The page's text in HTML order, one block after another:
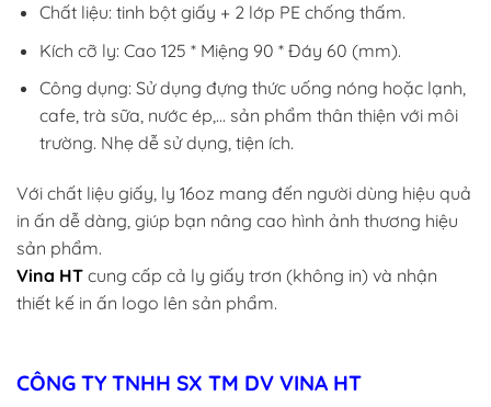
Chất liệu: tinh bột giấy + 2 lớp PE chống thấm.
Kích cỡ ly: Cao 125 * Miệng 90 * Đáy 60 (mm).
Công dụng: Sử dụng đựng thức uống nóng hoặc lạnh,
cafe, trà sữa, nước ép,… sản phẩm thân thiện với môi
trường. Nhẹ dễ sử dụng, tiện ích.
Với chất liệu giấy, ly 16oz mang đến người dùng hiệu quả
in ấn dễ dàng, giúp bạn nâng cao hình ảnh thương hiệu
sản phẩm.
Vina HT cung cấp cả ly giấy trơn (không in) và nhận
thiết kế in ấn logo lên sản phẩm.
CÔNG TY TNHH SX TM DV VINA HT